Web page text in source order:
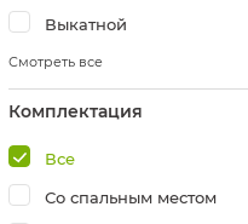
Выкатной
Смотреть все
Комплектация
Все
Со спальным местом